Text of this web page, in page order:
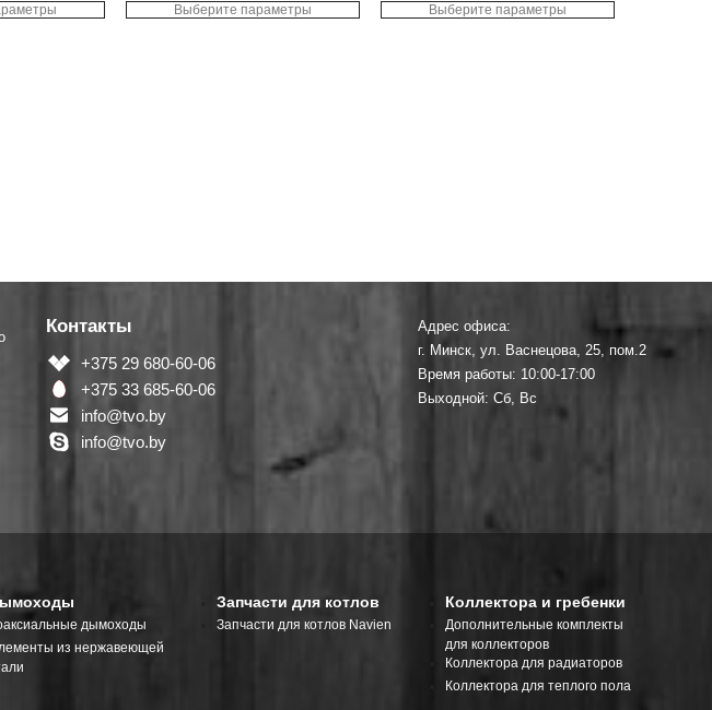
Выберите параметры Выберите параметры
Контакты
+375 29 680-60-06
+375 33 685-60-06
info@tvo.by
info@tvo.by
Адрес офиса:
г. Минск, ул. Васнецова, 25, пом.2
Время работы: 10:00-17:00
Выходной: Сб, Вс
дымоходы
из нержавеющей
Запчасти для котлов
Запчасти для котлов Navien
Коллектора и гребенки
Дополнительные комплекты
для коллекторов
Коллектора для радиаторов
Коллектора для теплого пола